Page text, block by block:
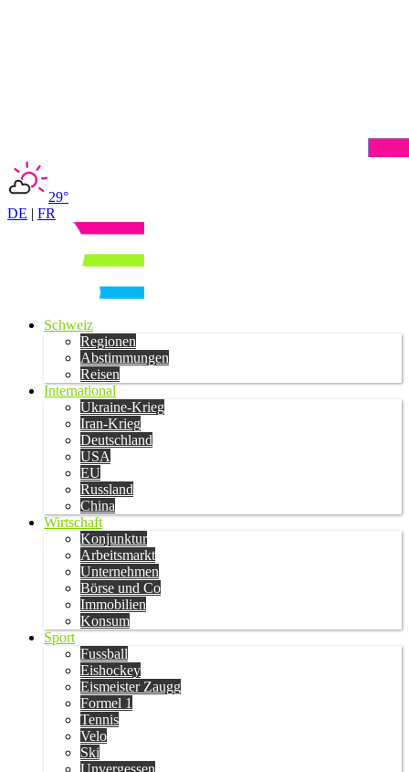
29°
DE | FR
Schweiz
Regionen
Abstimmungen
Reisen
International
Ukraine-Krieg
Iran-Krieg
Deutschland
USA
EU
Russland
China
Wirtschaft
Konjunktur
Arbeitsmarkt
Unternehmen
Börse und Co
Immobilien
Konsum
Sport
Fussball
Eishockey
Eismeister Zaugg
Formel 1
Tennis
Velo
Ski
Unvergessen